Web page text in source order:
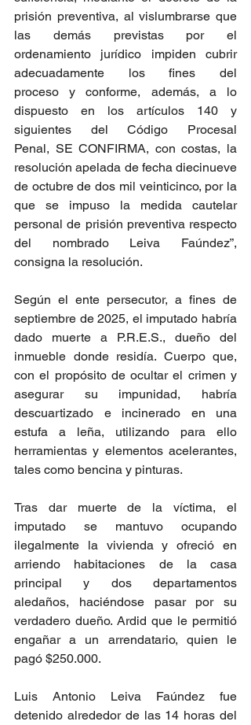
prisión preventiva, al vislumbrarse que
las demás previstas por el
ordenamiento jurídico impiden cubrir
adecuadamente los fines del
proceso y conforme, además, a lo
dispuesto en los artículos 140 y
siguientes del Código Procesal
Penal, SE CONFIRMA, con costas, la
resolución apelada de fecha diecinueve
de octubre de dos mil veinticinco, por la
que se impuso la medida cautelar
personal de prisión preventiva respecto
del nombrado Leiva Faúndez”,
consigna la resolución.
Según el ente persecutor, a fines de
septiembre de 2025, el imputado habría
dado muerte a P.R.E.S., dueño del
inmueble donde residía. Cuerpo que,
con el propósito de ocultar el crimen y
asegurar su impunidad, habría
descuartizado e incinerado en una
estufa a leña, utilizando para ello
herramientas y elementos acelerantes,
tales como bencina y pinturas.
Tras dar muerte de la víctima, el
imputado se mantuvo ocupando
ilegalmente la vivienda y ofreció en
arriendo habitaciones de la casa
principal y dos departamentos
aledaños, haciéndose pasar por su
verdadero dueño. Ardid que le permitió
engañar a un arrendatario, quien le
pagó $250.000.
Luis Antonio Leiva Faúndez fue
detenido alrededor de las 14 horas del